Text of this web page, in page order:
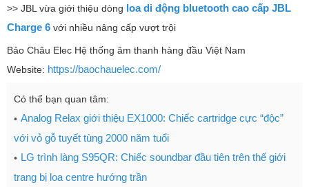
>> JBL vừa giới thiệu dòng loa di động bluetooth cao cấp JBL
Charge 6 với nhiều nâng cấp vượt trội
Bảo Châu Elec Hệ thống âm thanh hàng đầu Việt Nam
Website: https://baochauelec.com/
Có thể bạn quan tâm:
Analog Relax giới thiệu EX1000: Chiếc cartridge cực “độc”
với vỏ gỗ tuyết tùng 2000 năm tuổi
LG trình làng S95QR: Chiếc soundbar đầu tiên trên thế giới
trang bị loa centre hướng trần